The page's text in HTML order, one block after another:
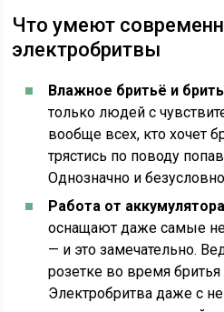
Что умеют
электробритвы
Влажное бритьё и
только людей с
вообще всех, кто хочет
трястись по поводу
Однозначно и
Работа от
оснащают даже самые
— и это замечательно.
розетке во время
Электробритва даже с